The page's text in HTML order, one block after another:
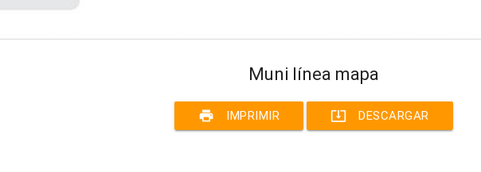
Muni línea mapa
print IMPRIMIR system_update_alt DESCARGAR